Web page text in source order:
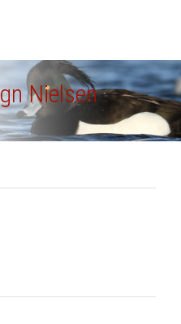
Nielsen